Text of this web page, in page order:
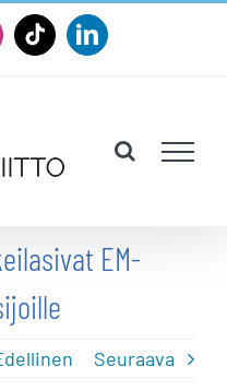
TiktokLinkedIn
EM-
Seuraava